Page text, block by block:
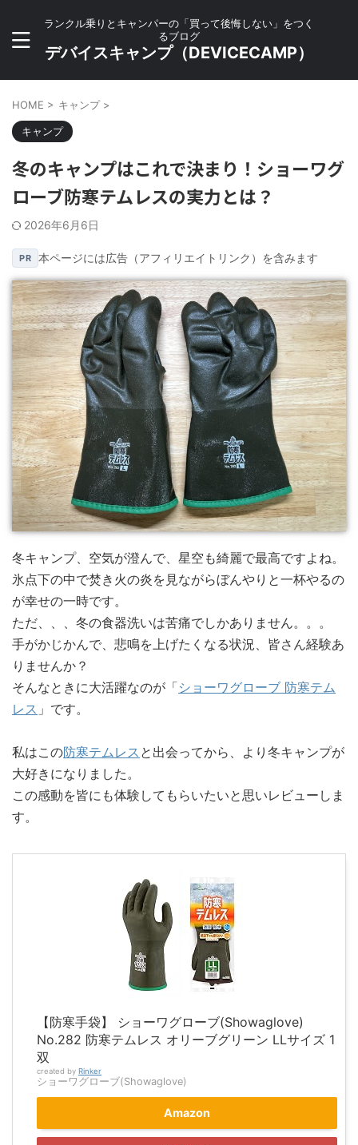
ランクル乗りとキャンパーの「買って後悔しない」をつく
るブログ
デバイスキャンプ（DEVICECAMP）
HOME > キャンプ >
キャンプ
冬のキャンプはこれで決まり！ショーワグ
ローブ防寒テムレスの実力とは？
2026年6月6日
PR 本ページには広告（アフィリエイトリンク）を含みます
冬キャンプ、空気が澄んで、星空も綺麗で最高ですよね。
氷点下の中で焚き火の炎を見ながらぼんやりと一杯やるの
が幸せの一時です。
ただ、、、冬の食器洗いは苦痛でしかありません。。。
手がかじかんで、悲鳴を上げたくなる状況、皆さん経験あ
りませんか？
そんなときに大活躍なのが「ショーワグローブ 防寒テム
レス 」です。
私はこの防寒テムレス と出会ってから、より冬キャンプが
大好きになりました。
この感動を皆にも体験してもらいたいと思いレビューしま
す。
【防寒手袋】 ショーワグローブ(Showaglove)
No.282 防寒テムレス オリーブグリーン LLサイズ 1
双
created by Rinker
ショーワグローブ(Showaglove)
Amazon